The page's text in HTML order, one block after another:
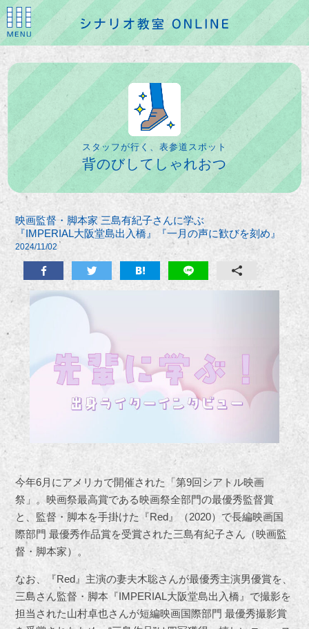
スタッフが行く、表参道スポット
背のびしてしゃれおつ
映画監督・脚本家 三島有紀子さんに学ぶ
『IMPERIAL大阪堂島出入橋』『一月の声に歓びを刻め』
2024/11/02
今年6月にアメリカで開催された「第9回シアトル映画
祭」。映画祭最高賞である映画祭全部門の最優秀監督賞
と、監督・脚本を手掛けた『Red』（2020）で長編映画国
際部門 最優秀作品賞を受賞された三島有紀子さん（映画監
督・脚本家）。
なお、『Red』主演の妻夫木聡さんが最優秀主演男優賞を、
三島さん監督・脚本『IMPERIAL大阪堂島出入橋』で撮影を
担当された山村卓也さんが短編映画国際部門 最優秀撮影賞